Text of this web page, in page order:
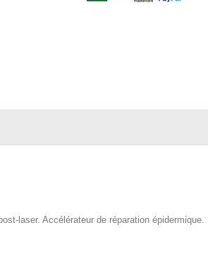
laser. Accélérateur de réparation épidermique.